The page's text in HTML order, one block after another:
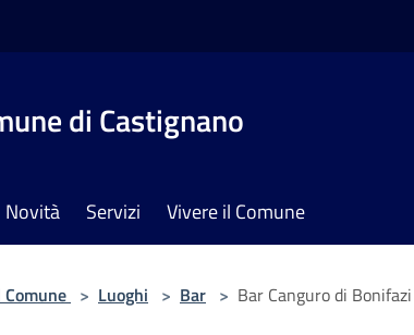
di Castignano
Novità Servizi Vivere il Comune
> Luoghi > Bar > Bar Canguro di